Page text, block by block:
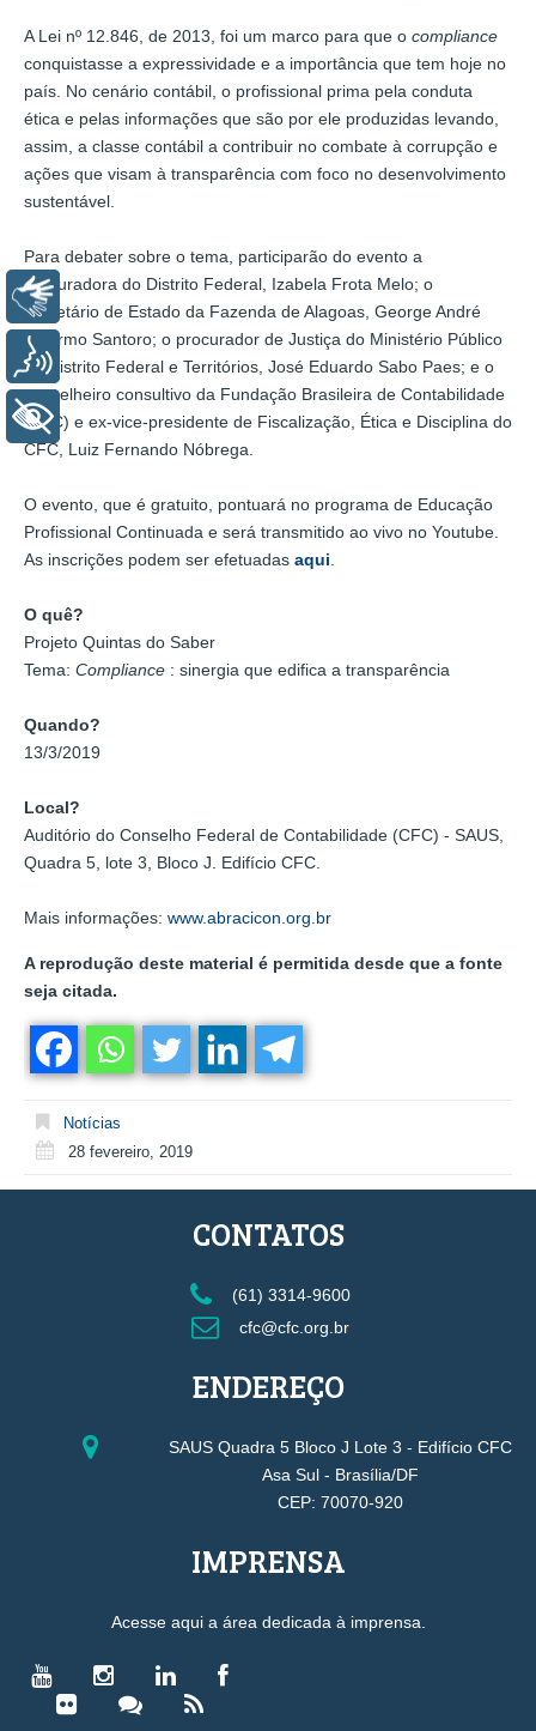
A Lei nº 12.846, de 2013, foi um marco para que o compliance
conquistasse a expressividade e a importância que tem hoje no
país. No cenário contábil, o profissional prima pela conduta
ética e pelas informações que são por ele produzidas levando,
assim, a classe contábil a contribuir no combate à corrupção e
ações que visam à transparência com foco no desenvolvimento
sustentável.
Para debater sobre o tema, participarão do evento a
procuradora do Distrito Federal, Izabela Frota Melo; o
secretário de Estado da Fazenda de Alagoas, George André
Palermo Santoro; o procurador de Justiça do Ministério Público
do Distrito Federal e Territórios, José Eduardo Sabo Paes; e o
conselheiro consultivo da Fundação Brasileira de Contabilidade
(FBC) e ex-vice-presidente de Fiscalização, Ética e Disciplina do
CFC, Luiz Fernando Nóbrega.
O evento, que é gratuito, pontuará no programa de Educação
Profissional Continuada e será transmitido ao vivo no Youtube.
As inscrições podem ser efetuadas aqui
O quê?
Projeto Quintas do Saber
Tema: Compliance : sinergia que edifica a transparência
Quando?
13/3/2019
Local?
Auditório do Conselho Federal de Contabilidade (CFC) - SAUS,
Quadra 5, lote 3, Bloco J. Edifício CFC.
Mais informações: www.abracicon.org.br
A reprodução deste material é permitida desde que a fonte
seja citada.
Notícias
28 fevereiro, 2019
CONTATOS
(61) 3314-9600
cfc@cfc.org.br
ENDEREÇO
SAUS Quadra 5 Bloco J Lote 3 - Edifício CFC
Asa Sul - Brasília/DF
CEP: 70070-920
IMPRENSA
Acesse aqui a área dedicada à imprensa.
Libras
Voz
+ Acessibilidade